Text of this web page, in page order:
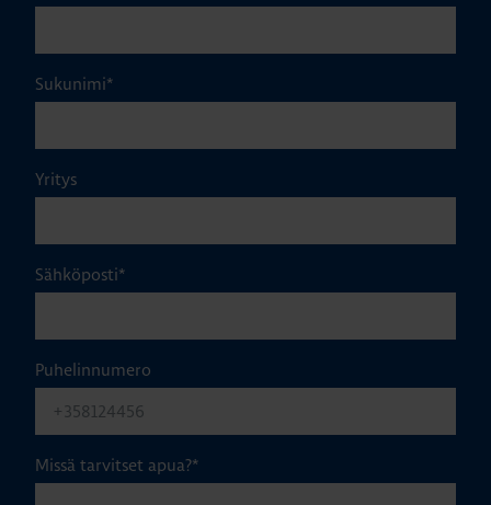
Sukunimi*
Yritys
Sähköposti*
Puhelinnumero
Missä tarvitset apua?*